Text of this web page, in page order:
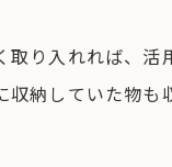
り入れれば、
収納していた物